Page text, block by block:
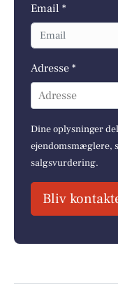
Email *
Adresse *
Adresse
Dine oplysninger
ejendomsmæglere,
salgsvurdering.
Bliv